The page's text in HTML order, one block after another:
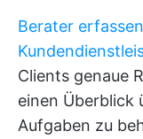
Berater
Clients genaue
einen Überblick
Aufgaben zu